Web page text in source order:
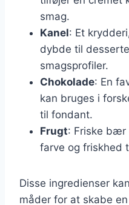
smag.
Kanel: Et
dybde til
smagsprofiler.
Chokolade: En
kan bruges i
til fondant.
Frugt: Friske bær
farve og friskhed
Disse ingredienser
måder for at skabe